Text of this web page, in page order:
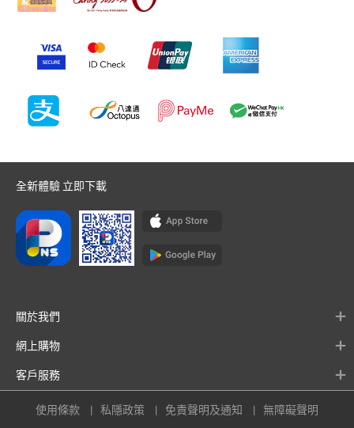
全新體驗 立即下載
關於我們
網上購物
客戶服務
使用條款 私隱政策 免責聲明及通知 無障礙聲明